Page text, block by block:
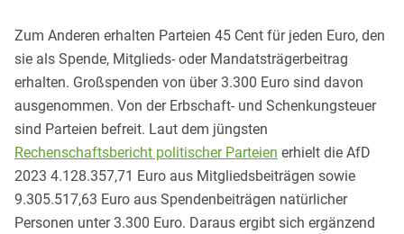
Zum Anderen erhalten Parteien 45 Cent für jeden Euro, den
sie als Spende, Mitglieds- oder Mandatsträgerbeitrag
erhalten. Großspenden von über 3.300 Euro sind davon
ausgenommen. Von der Erbschaft- und Schenkungsteuer
sind Parteien befreit. Laut dem jüngsten
Rechenschaftsbericht politischer Parteien erhielt die AfD
2023 4.128.357,71 Euro aus Mitgliedsbeiträgen sowie
9.305.517,63 Euro aus Spendenbeiträgen natürlicher
Personen unter 3.300 Euro. Daraus ergibt sich ergänzend